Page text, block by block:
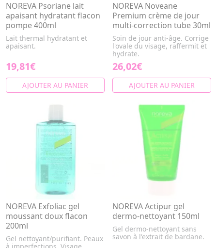
NOREVA Psoriane lait
apaisant hydratant flacon
pompe 400ml
Lait thermal hydratant et
apaisant.
19,81€
AJOUTER AU PANIER
NOREVA Noveane
Premium crème de jour
multi-correction tube 30ml
Soin de jour anti-âge. Corrige
l'ovale du visage, raffermit et
hydrate.
26,02€
AJOUTER AU PANIER
NOREVA Exfoliac gel
moussant doux flacon
200ml
Gel nettoyant/purifiant. Peaux
NOREVA Actipur gel
dermo-nettoyant 150ml
Gel dermo-nettoyant sans
savon à l'extrait de bardane.